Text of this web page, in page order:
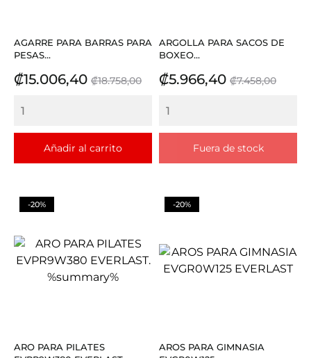
AGARRE PARA BARRAS PARA
PESAS...
Precio
₡15.006,40 Precio
₡18.758,00
Añadir al carrito
ARGOLLA PARA SACOS DE
BOXEO...
Precio
₡5.966,40 Precio
₡7.458,00
Fuera de stock
ARO PARA PILATES
-20%
AROS PARA GIMNASIA
-20%